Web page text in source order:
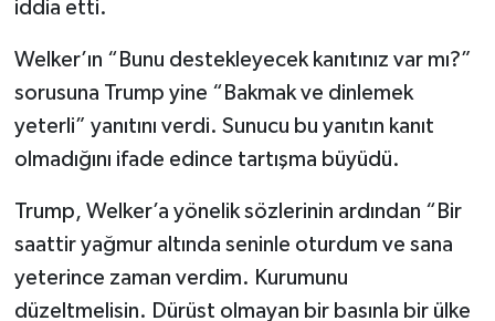
iddia etti.
Welker’ın “Bunu destekleyecek kanıtınız var mı?”
sorusuna Trump yine “Bakmak ve dinlemek
yeterli” yanıtını verdi. Sunucu bu yanıtın kanıt
olmadığını ifade edince tartışma büyüdü.
Trump, Welker’a yönelik sözlerinin ardından “Bir
saattir yağmur altında seninle oturdum ve sana
yeterince zaman verdim. Kurumunu
düzeltmelisin. Dürüst olmayan bir basınla bir ülke